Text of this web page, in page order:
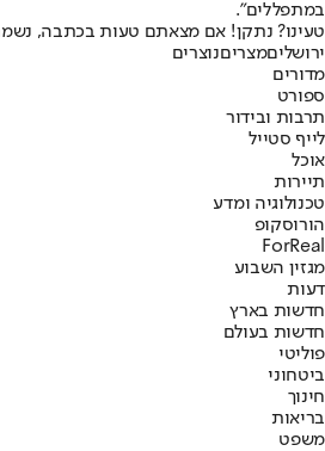
במתפללים".
טעינו? נתקן! אם מצאתם טעות בכתבה,
ירושליםמצריםנוצרים
מדורים
ספורט
תרבות ובידור
לייף סטייל
אוכל
תיירות
טכנולוגיה ומדע
הורוסקופ
ForReal
מגזין השבוע
דעות
חדשות בארץ
חדשות בעולם
פוליטי
ביטחוני
חינוך
בריאות
משפט